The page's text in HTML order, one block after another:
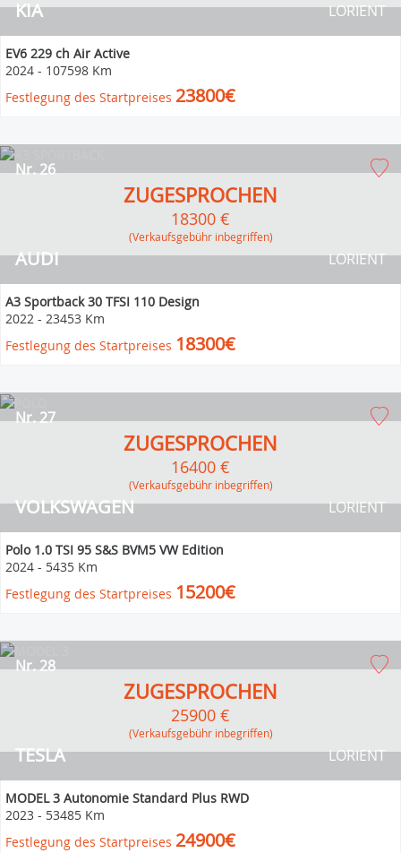
KIA LORIENT
EV6 229 ch Air Active
2024 - 107598 Km
Festlegung des Startpreises 23800€
AUDI
Nr. 26
LORIENT
ZUGESPROCHEN
18300 €
(Verkaufsgebühr inbegriffen)
A3 Sportback 30 TFSI 110 Design
2022 - 23453 Km
Festlegung des Startpreises 18300€
VOLKSWAGEN
Nr. 27
LORIENT
ZUGESPROCHEN
16400 €
(Verkaufsgebühr inbegriffen)
Polo 1.0 TSI 95 S&S BVM5 VW Edition
2024 - 5435 Km
Festlegung des Startpreises 15200€
TESLA
Nr. 28
LORIENT
ZUGESPROCHEN
25900 €
(Verkaufsgebühr inbegriffen)
MODEL 3 Autonomie Standard Plus RWD
2023 - 53485 Km
Festlegung des Startpreises 24900€